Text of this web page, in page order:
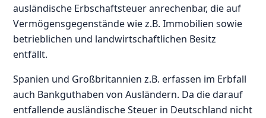
ausländische Erbschaftsteuer anrechenbar, die auf
Vermögensgegenstände wie z.B. Immobilien sowie
betrieblichen und landwirtschaftlichen Besitz
entfällt.
Spanien und Großbritannien z.B. erfassen im Erbfall
auch Bankguthaben von Ausländern. Da die darauf
entfallende ausländische Steuer in Deutschland nicht